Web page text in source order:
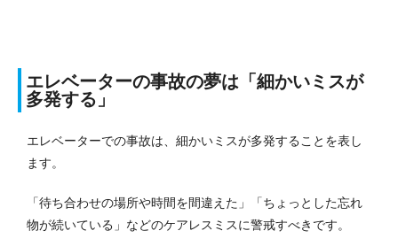
エレベーターの事故の夢は「細かいミスが
多発する」
エレベーターでの事故は、細かいミスが多発することを表し
ます。
「待ち合わせの場所や時間を間違えた」「ちょっとした忘れ
物が続いている」などのケアレスミスに警戒すべきです。